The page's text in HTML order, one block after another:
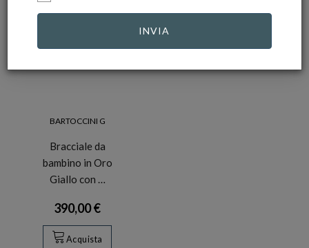
BARTOCCINI G
Bracciale da
bambino in Oro
Giallo con …
390,00 €
Acquista
INVIA